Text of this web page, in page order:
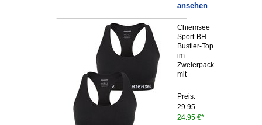
ansehen
Chiemsee
Sport-BH
Bustier-Top
im
Zweierpack
mit
Preis:
29.95
24.95 €*